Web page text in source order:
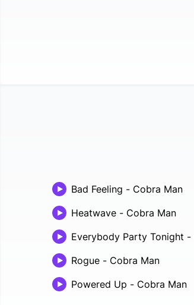
Bad Feeling - Cobra Man
Heatwave - Cobra Man
Everybody Party Tonight -
Rogue - Cobra Man
Powered Up - Cobra Man